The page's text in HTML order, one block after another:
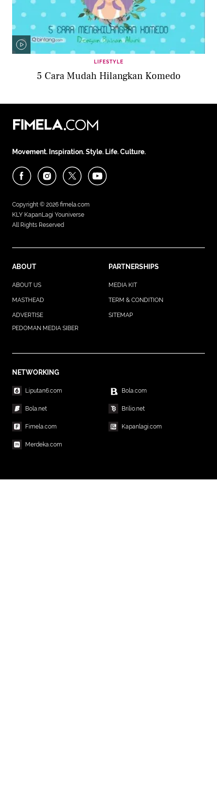
LIFESTYLE
5 Cara Mudah Hilangkan Komedo
Movement. Inspiration. Style. Life. Culture.
Copyright © 2026 fimela.com
KLY KapanLagi Youniverse
All Rights Reserved
ABOUT PARTNERSHIPS
ABOUT US MEDIA KIT
MASTHEAD TERM & CONDITION
ADVERTISE
SITEMAP
PEDOMAN MEDIA SIBER
NETWORKING
Liputan6.com Bola.com
Bola.net Brilio.net
Fimela.com Kapanlagi.com
Merdeka.com